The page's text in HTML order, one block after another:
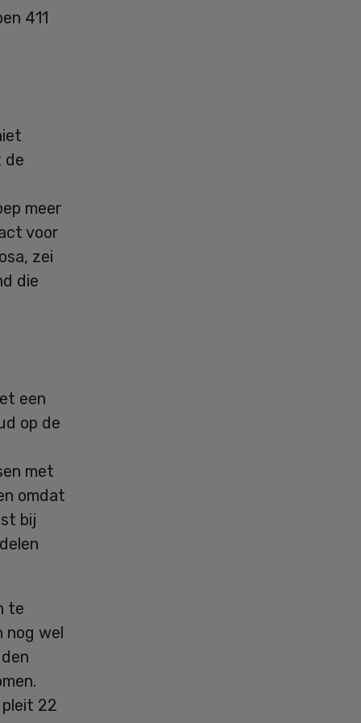
411
de
meer
voor
zei
die
een
op de
met
omdat
bij
te
nog wel
22